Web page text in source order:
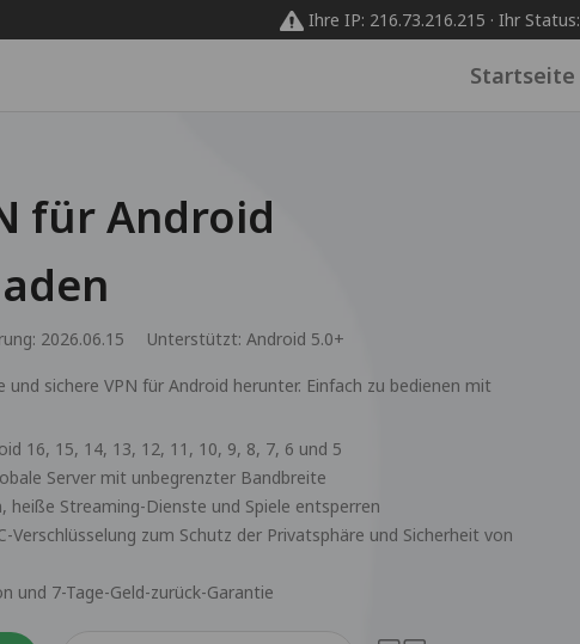
Ihre IP: 216.73.216.215 · Ihr Status:
Startseite
für Android
2026.06.15 Unterstützt: Android 5.0+
und sichere VPN für Android herunter. Einfach zu bedienen mit
16, 15, 14, 13, 12, 11, 10, 9, 8, 7, 6 und 5
Server mit unbegrenzter Bandbreite
heiße Streaming-Dienste und Spiele entsperren
Verschlüsselung zum Schutz der Privatsphäre und Sicherheit von
und 7-Tage-Geld-zurück-Garantie